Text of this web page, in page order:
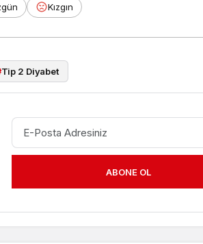
Kızgın
Tip 2 Diyabet
ABONE OL